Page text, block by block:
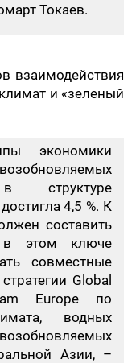
Токаев.
взаимодействия
и «зеленый
экономики
структуре
4,5 %. К
составить
этом ключе
совместные
Global
Europe по
водных
Азии, –